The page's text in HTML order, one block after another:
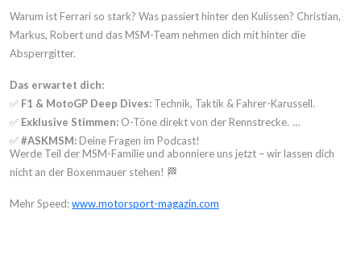
Warum ist Ferrari so stark? Was passiert hinter den Kulissen? Christian,
Markus, Robert und das MSM-Team nehmen dich mit hinter die
Absperrgitter.
Das erwartet dich:
✅ F1 & MotoGP Deep Dives: Technik, Taktik & Fahrer-Karussell.
✅ Exklusive Stimmen: O-Töne direkt von der Rennstrecke.
✅#ASKMSM: Deine Fragen im Podcast!
Werde Teil der MSM-Familie und abonniere uns jetzt – wir lassen dich
nicht an der Boxenmauer stehen! 🏁
Mehr Speed:www.motorsport-magazin.com